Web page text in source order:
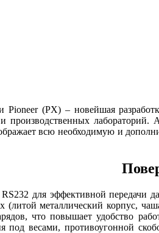
(PX) – новейшая
и производственных
всю необходимую и
для эффективной передачи
(литой металлический корпус,
что повышает удобство
под весами, противоугонной